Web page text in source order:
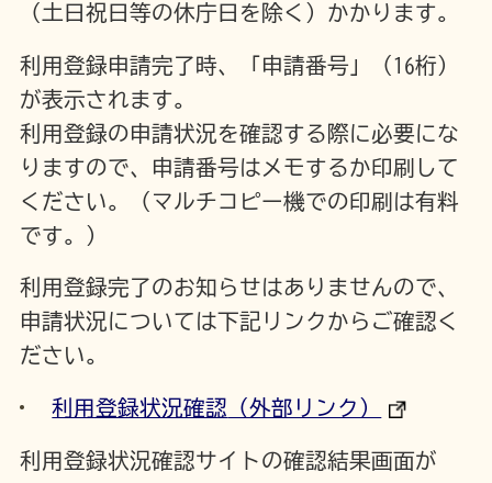
（土日祝日等の休庁日を除く）かかります。
利用登録申請完了時、「申請番号」（16桁）
が表示されます。
利用登録の申請状況を確認する際に必要にな
りますので、申請番号はメモするか印刷して
ください。（マルチコピー機での印刷は有料
です。）
利用登録完了のお知らせはありませんので、
申請状況については下記リンクからご確認く
ださい。
利用登録状況確認 （外部リンク）
利用登録状況確認サイトの確認結果画面が